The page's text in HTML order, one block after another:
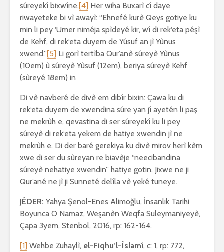
sûreyekî bixwîne.[4] Her wiha Buxarî cî daye
riwayeteke bi vî awayî: “Ehnefê kurê Qeys gotiye ku
min li pey ‘Umer nimêja spîdeyê kir, wî di rek‘eta pêşî
de Kehf, di rek‘eta duyem de Yûsuf an jî Yûnus
xwend.”[5] Li gorî tertîba Qur’anê sûreyê Yûnus
(10em) û sûreyê Yûsuf (12em), beriya sûreyê Kehf
(sûreyê 18em) in
Di vê navberê de divê em dibîr bixin: Çawa ku di
rek‘eta duyem de xwendina sûre yan jî ayetên li paş
ne mekrûh e, qevastina di ser sûreyekî ku li pey
sûreyê di rek‘eta yekem de hatiye xwendin jî ne
mekrûh e. Di der barê gerekiya ku divê mirov herî kêm
xwe di ser du sûreyan re biavêje “neecibandina
sûreyê nehatiye xwendin” hatiye gotin. Jixwe ne ji
Qur’anê ne jî ji Sunnetê delîla vê yekê tuneye.
JÊDER: Yahya Şenol-Enes Alimoğlu, İnsanlık Tarihi
Boyunca O Namaz, Weşanên Weqfa Suleymaniyeyê,
Çapa 3yem, Stenbol, 2016, rp: 162-164.
[1] Wehbe Zuhaylî, el-Fiqhu’l-Îslamî, c: 1, rp: 772,